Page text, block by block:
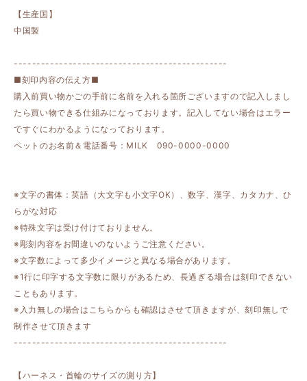
【生産国】
中国製
-----------------------------------------------
■刻印内容の伝え方■
購入前買い物かごの手前に名前を入れる箇所ございますので記入しまし
たら買い物できる仕組みになっております。記入してない場合はエラー
ですぐにわかるようになっております。
ペットのお名前＆電話番号：MILK 090-0000-0000
※文字の書体：英語（大文字も小文字OK）、数字、漢字、カタカナ、ひ
らがな対応
※特殊文字は受け付けておりません。
※彫刻内容をお間違いのないようご注意ください。
※文字数によって多少イメージと異なる場合があります。
※1行に印字する文字数に限りがあるため、長過ぎる場合は刻印できない
こともあります。
※入力無しの場合はこちらからも確認はさせて頂きますが、刻印無しで
制作させて頂きます
-----------------------------------------------
【ハーネス・首輪のサイズの測り方】